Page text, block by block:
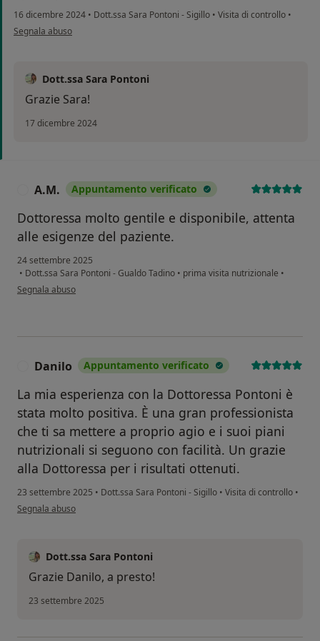
16 dicembre 2024 • Dott.ssa Sara Pontoni - Sigillo • Visita di controllo •
secondo l'opinione dell'utente De Montis Sara
Segnala abuso
Dott.ssa Sara Pontoni
Grazie Sara!
17 dicembre 2024
A.M. Appuntamento verificato
Dottoressa molto gentile e disponibile, attenta
alle esigenze del paziente.
24 settembre 2025
• Dott.ssa Sara Pontoni - Gualdo Tadino • prima visita nutrizionale •
secondo l'opinione dell'utente A.M.
Segnala abuso
Danilo Appuntamento verificato
La mia esperienza con la Dottoressa Pontoni è
stata molto positiva. È una gran professionista
che ti sa mettere a proprio agio e i suoi piani
nutrizionali si seguono con facilità. Un grazie
alla Dottoressa per i risultati ottenuti.
23 settembre 2025 • Dott.ssa Sara Pontoni - Sigillo • Visita di controllo •
secondo l'opinione dell'utente Danilo
Segnala abuso
Dott.ssa Sara Pontoni
Grazie Danilo, a presto!
23 settembre 2025